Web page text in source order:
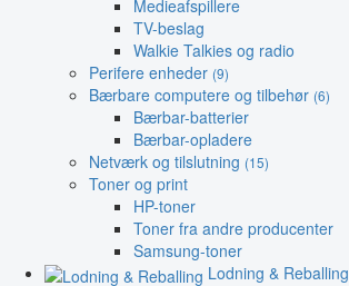
Medieafspillere
TV-beslag
Walkie Talkies og radio
Perifere enheder (9)
Bærbare computere og tilbehør (6)
Bærbar-batterier
Bærbar-opladere
Netværk og tilslutning (15)
Toner og print
HP-toner
Toner fra andre producenter
Samsung-toner
Lodning & Reballing